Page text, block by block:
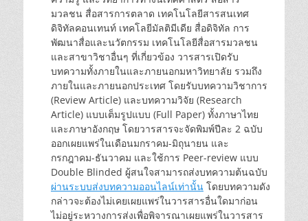
มวลชน สื่อสารการตลาด เทคโนโลยีสารสนเทศ
ดิจิทัลคอนเทนท์ เทคโลยีมัลติมีเดีย สื่อดิจิทัล การ
พัฒนาสื่อและนวัตกรรม เทคโนโลยีสื่อสารมวลชน
และสาขาวิชาอื่นๆ ที่เกี่ยวข้อง วารสารเปิดรับ
บทความทั้งภายในและภายนอกมหาวิทยาลัย รวมถึง
ภายในและภายนอกประเทศ โดยรับบทความวิชาการ
(Review Article) และบทความวิจัย (Research
Article) แบบเต็มรูปแบบ (Full Paper) ทั้งภาษาไทย
และภาษาอังกฤษ โดยวารสารจะจัดพิมพ์ปีละ 2 ฉบับ
ออกเผยแพร่ในเดือนมกราคม-มิถุนายน และ
กรกฎาคม-ธันวาคม และใช้การ Peer-review แบบ
Double Blinded ผู้สนใจสามารถส่งบทความต้นฉบับ
ผ่านระบบส่งบทความออนไลน์เท่านั้น โดยบทความดัง
กล่าวจะต้องไม่เคยเผยแพร่ในวารสารอื่นใดมาก่อน
ไม่อยู่ระหวางการส่งเพื่อพิจารณาเผยแพร่ในวารสาร